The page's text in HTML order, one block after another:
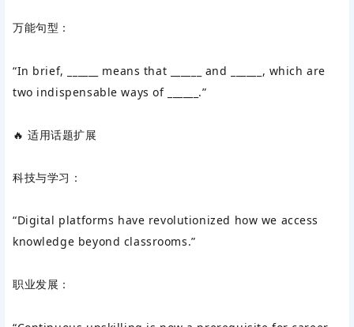
万能句型‌：
“In brief, ______ means that ______ and ______, which are
two indispensable ways of ______.”
🔥 适用话题扩展‌
科技与学习：
“Digital platforms have revolutionized how we access
knowledge beyond classrooms.”
职业发展：